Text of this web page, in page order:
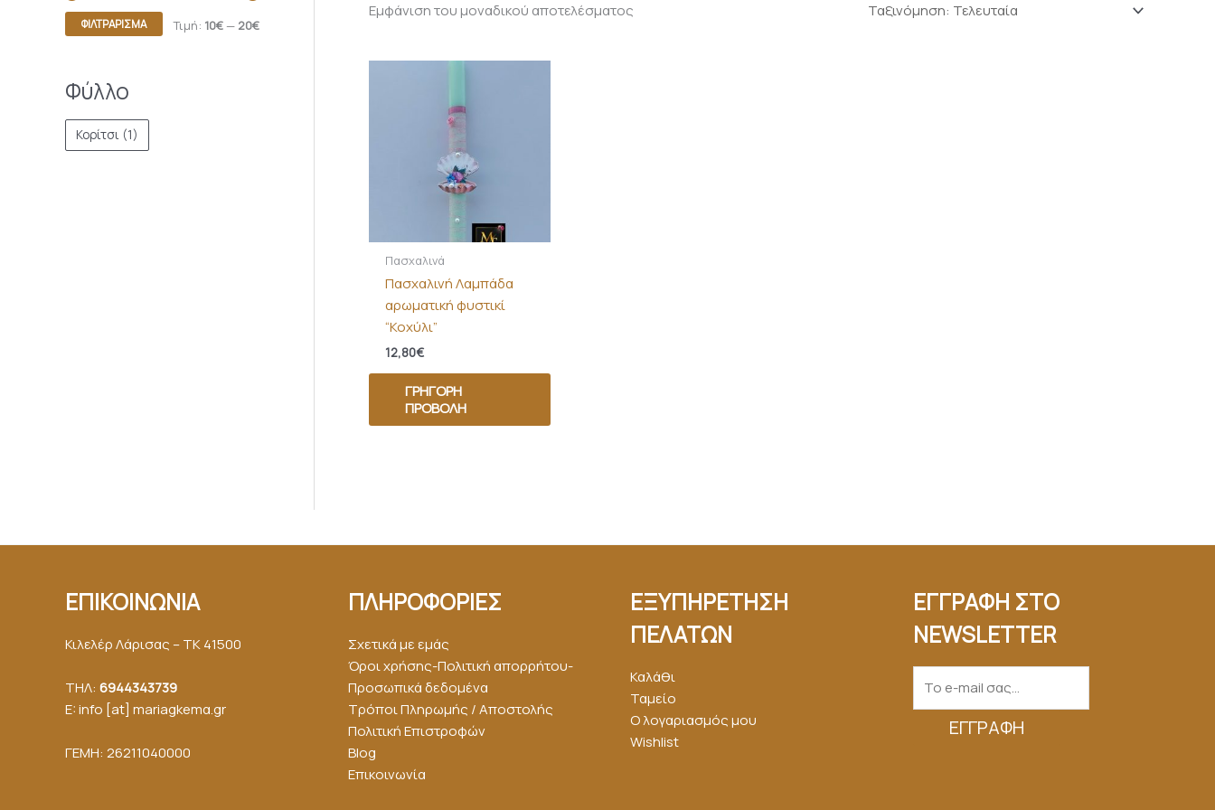
ΦΙΛΤΡΆΡΙΣΜΑ Τιμή: 10€— 20€
Φύλλο
Κορίτσι (1)
Εμφάνιση του μοναδικού αποτελέσματος
Πασχαλινά
Πασχαλινή Λαμπάδα
αρωματική φυστικί
“Κοχύλι”
12,80€
ΓΡΉΓΟΡΗ
ΠΡΟΒΟΛΉ
ΕΠΙΚΟΙΝΩΝΙΑ
Κιλελέρ Λάρισας – ΤΚ 41500
ΤΗΛ: 6944343739
E: info [at] mariagkemα.gr
ΓΕΜΗ: 26211040000
ΠΛΗΡΟΦΟΡΙΕΣ
Σχετικά με εμάς
Όροι χρήσης-Πολιτική απορρήτου-
Προσωπικά δεδομένα
Τρόποι Πληρωμής / Αποστολής
Πολιτική Επιστροφών
Blog
Επικοινωνία
ΕΞΥΠΗΡΕΤΗΣΗ
ΠΕΛΑΤΩΝ
Καλάθι
Ταμείο
Ο λογαριασμός μου
Wishlist
ΕΓΓΡΑΦΗ ΣΤΟ
NEWSLETTER
ΕΓΓΡΑΦΉ